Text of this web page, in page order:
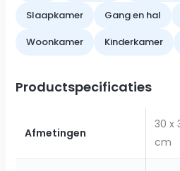
Slaapkamer
Gang en hal
Woonkamer
Kinderkamer
Productspecificaties
Afmetingen
30 x
cm